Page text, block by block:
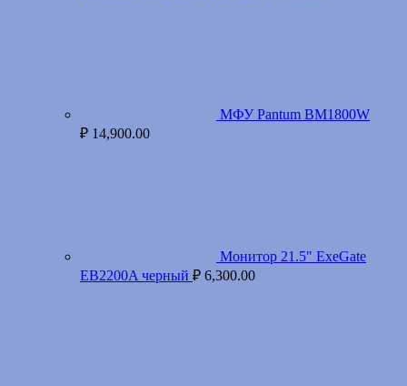
МФУ Pantum BM1800W
₽ 14,900.00
Монитор 21.5" ExeGate
EB2200A черный ₽ 6,300.00